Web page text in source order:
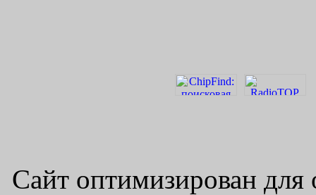
Сайт оптимизирован для